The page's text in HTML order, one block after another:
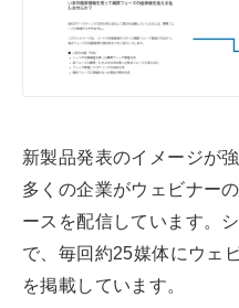
新製品発表のイメージが
多くの企業がウェビナー
ースを配信しています。
で、毎回約25媒体にウェ
を掲載しています。